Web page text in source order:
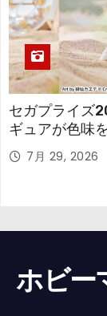
セガプライズ
ギュアが色味
7月 29, 2026
ホビー